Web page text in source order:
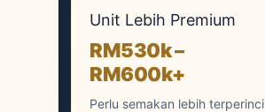
Unit Lebih Premium
RM530k –
RM600k+
Perlu semakan lebih terperinci